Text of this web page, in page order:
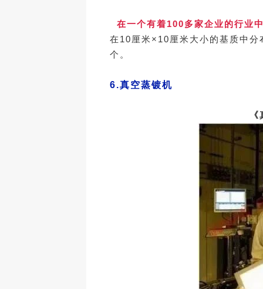
在一个有着100多家企业的行业
在10厘米×10厘米大小的基质中
个。
6.真空蒸镀机